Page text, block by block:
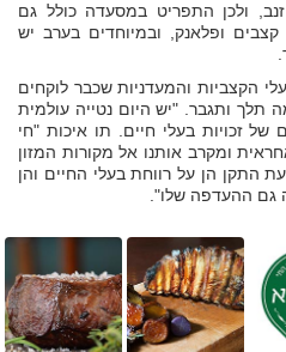
ולכן התפריט במסעדה כולל גם
ופלאנק, ובמיוחדים בערב יש
הקצביות והמעדניות שכבר לוקחים
תלך ותגבר. "יש היום נטייה עולמית
זכויות בעלי חיים. תו איכות "חי
ומקרב אותנו אל מקורות המזון
התקן הן על רווחת בעלי החיים והן
גם ההעדפה שלו".